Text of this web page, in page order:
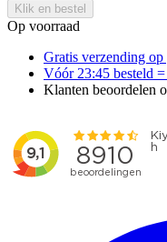
Klik en bestel
Op voorraad
Gratis verzending op
Vóór 23:45 besteld
Klanten beoordelen